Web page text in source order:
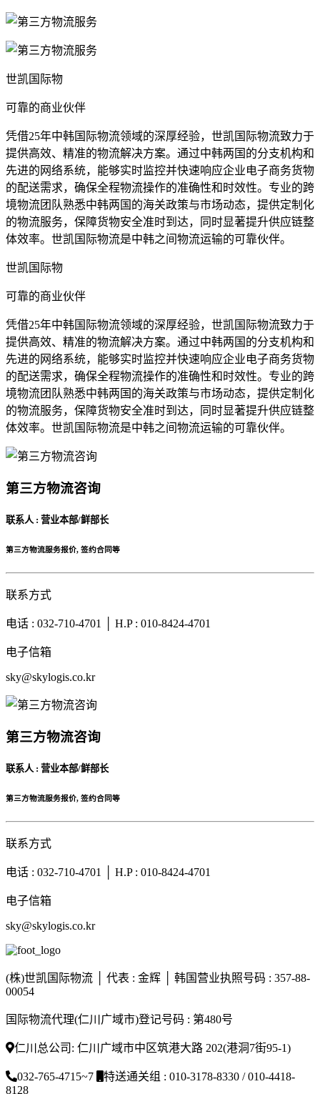
世凯国际物
可靠的商业伙伴
凭借25年中韩国际物流领域的深厚经验，世凯国际物流致力于
提供高效、精准的物流解决方案。通过中韩两国的分支机构和
先进的网络系统，能够实时监控并快速响应企业电子商务货物
的配送需求，确保全程物流操作的准确性和时效性。专业的跨
境物流团队熟悉中韩两国的海关政策与市场动态，提供定制化
的物流服务，保障货物安全准时到达，同时显著提升供应链整
体效率。世凯国际物流是中韩之间物流运输的可靠伙伴。
世凯国际物
可靠的商业伙伴
凭借25年中韩国际物流领域的深厚经验，世凯国际物流致力于
提供高效、精准的物流解决方案。通过中韩两国的分支机构和
先进的网络系统，能够实时监控并快速响应企业电子商务货物
的配送需求，确保全程物流操作的准确性和时效性。专业的跨
境物流团队熟悉中韩两国的海关政策与市场动态，提供定制化
的物流服务，保障货物安全准时到达，同时显著提升供应链整
体效率。世凯国际物流是中韩之间物流运输的可靠伙伴。
第三方物流咨询
联系人 : 营业本部/鲜部长
第三方物流服务报价, 签约合同等
联系方式
电话 : 032-710-4701 │ H.P : 010-8424-4701
电子信箱
sky@skylogis.co.kr
第三方物流咨询
联系人 : 营业本部/鲜部长
第三方物流服务报价, 签约合同等
联系方式
电话 : 032-710-4701 │ H.P : 010-8424-4701
电子信箱
sky@skylogis.co.kr
(株)世凯国际物流 │ 代表 : 金辉 │ 韩国营业执照号码 : 357-88-
00054
国际物流代理(仁川广域市)登记号码 : 第480号
仁川总公司: 仁川广域市中区筑港大路 202(港洞7街95-1)
032-765-4715~7
特送通关组 : 010-3178-8330 / 010-4418-
8128